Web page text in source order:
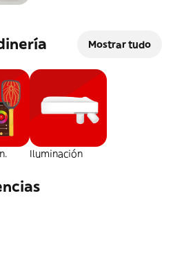
Mostrar tudo
Iluminación